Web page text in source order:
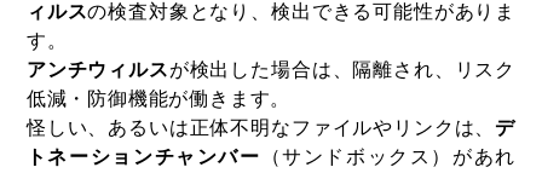
ィルスの検査対象となり、検出できる可能性がありま
す。
アンチウィルスが検出した場合は、隔離され、リスク
低減・防御機能が働きます。
怪しい、あるいは正体不明なファイルやリンクは、デ
トネーションチャンバー （サンドボックス）があれ